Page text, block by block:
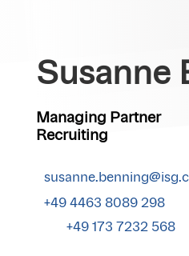
Susanne
Managing Partner
Recruiting
+49 4463 8089 298
+49 173 7232 568